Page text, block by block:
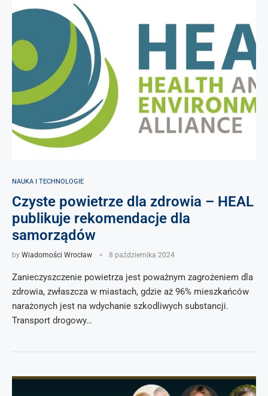
NAUKA I TECHNOLOGIE
Czyste powietrze dla zdrowia – HEAL
publikuje rekomendacje dla
samorządów
by Wiadomości Wrocław 8 października 2024
Zanieczyszczenie powietrza jest poważnym zagrożeniem dla
zdrowia, zwłaszcza w miastach, gdzie aż 96% mieszkańców
narażonych jest na wdychanie szkodliwych substancji.
Transport drogowy…